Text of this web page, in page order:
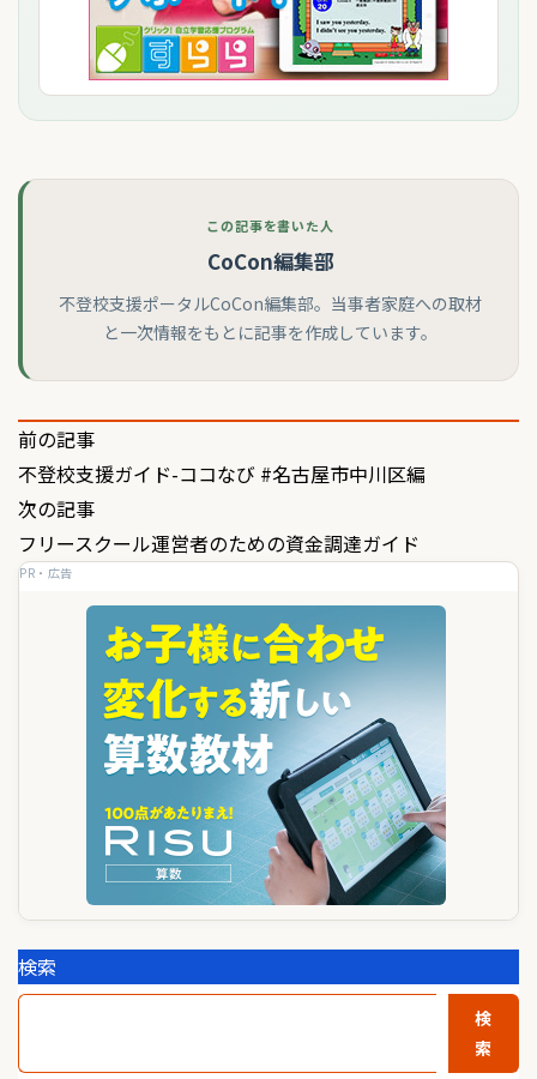
この記事を書いた人
CoCon編集部
不登校支援ポータルCoCon編集部。当事者家庭への取材
と一次情報をもとに記事を作成しています。
投
稿
ナ
ビ
前の記事
不登校支援ガイド-ココなび #名古屋市中川区編
次の記事
フリースクール運営者のための資金調達ガイド
PR・広告
検索
検
索